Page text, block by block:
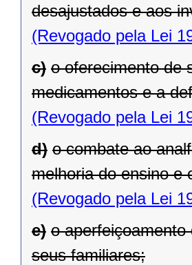
desajustados e aos
(Revogado pela Lei
c) o oferecimento de
medicamentos e a
(Revogado pela Lei
d) o combate ao
melhoria do ensino e
(Revogado pela Lei
e) o
seus familiares;